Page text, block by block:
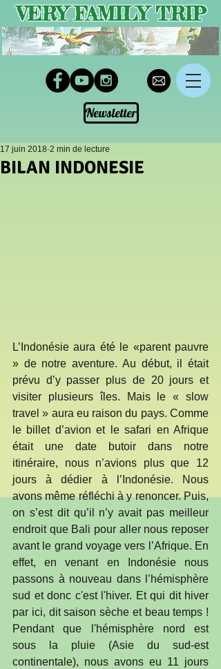
Newsletter
VERY FAMILY TRIP
BILAN INDONESIE
17 juin 2018 2 min de lecture
L’Indonésie aura été le «parent pauvre
» de notre aventure. Au début, il était
prévu d’y passer plus de 20 jours et
visiter plusieurs îles. Mais le « slow
travel » aura eu raison du pays. Comme
le billet d’avion et le safari en Afrique
était une date butoir dans notre
itinéraire, nous n’avions plus que 12
jours à dédier à l’Indonésie. Nous
avons même réfléchi à y renoncer. Puis,
on s’est dit qu’il n’y avait pas meilleur
endroit que Bali pour aller nous reposer
avant le grand voyage vers l’Afrique. En
effet, en venant en Indonésie nous
passons à nouveau dans l’hémisphère
sud et donc c'est l'hiver. Et qui dit hiver
par ici, dit saison sèche et beau temps !
Pendant que l'hémisphère nord est
sous la pluie (Asie du sud-est
continentale), nous avons eu 11 jours